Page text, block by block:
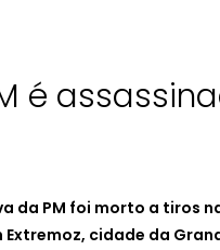
é
da PM foi morto a tiros
cidade da